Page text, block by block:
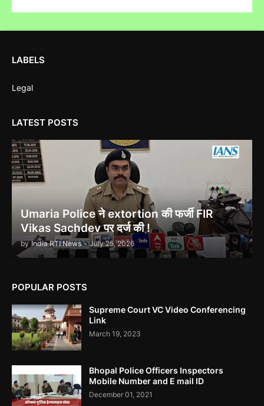
Case Filed Against SBI Fund Management IPO Fraud For
Corruption Complaint Against Bombay High Court Judges at
Delhi ACB
Ethanol scam सामने आया , नेताओं का काला सच!
Indira Gandhi को भुट्टो ने पराजित किया 1971 war में!
उमरिया कलेक्टर ने बिना जांच किए ही शिकायत बंद कर दी। Umaria Collector
Rakhi Sahay Illegally Closed Complaint Without Enquiry
LABELS
Legal
LATEST POSTS
Umaria Police ने extortion की फर्जी FIR
Vikas Sachdev पर दर्ज की !
by India RTI News - July 25, 2026
POPULAR POSTS
Supreme Court VC Video Conferencing
Link
March 19, 2023
Bhopal Police Officers Inspectors
Mobile Number and E mail ID
December 01, 2021